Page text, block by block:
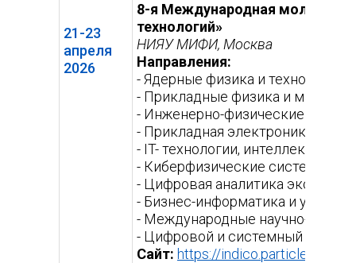
21-23
апреля
2026
8-я Международная
технологий»
НИЯУ МИФИ, Москва
Направления:
- Ядерные физика и технологии
- Прикладные физика и
- Инженерно-физические
- Прикладная электроника и
- IT- технологии,
- Киберфизические системы и
- Цифровая аналитика
- Бизнес-информатика и
- Международные научно-
- Цифровой и системный
Сайт: https://